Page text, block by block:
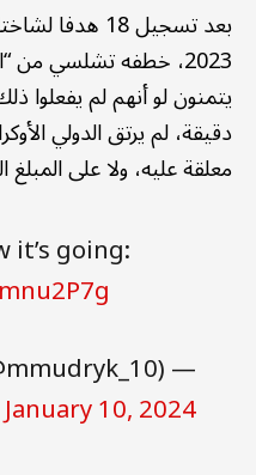
2023، خطفه تشلسي من
دقيقة، لم يرتق الدولي
معلقة عليه، ولا على
it’s going:
— Misha Mudryk (@mmudryk_10)
January 10, 2024